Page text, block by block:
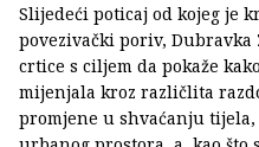
Slijedeći poticaj od kojeg je
povezivački poriv,
crtice s ciljem da pokaže
mijenjala kroz različlita
promjene u shvaćanju